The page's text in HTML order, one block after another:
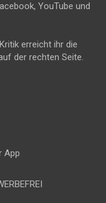
YouTube und
erreicht ihr die
der rechten Seite.